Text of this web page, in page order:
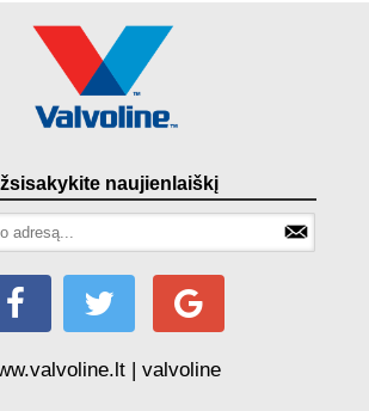
Užsisakykite naujienlaiškį
| valvoline